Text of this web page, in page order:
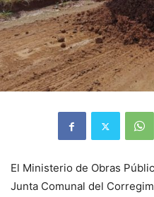
El Ministerio de Obras
Junta Comunal del